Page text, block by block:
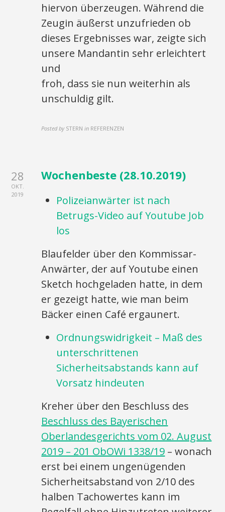
hiervon überzeugen. Während die
Zeugin äußerst unzufrieden ob
dieses Ergebnisses war, zeigte sich
unsere Mandantin sehr erleichtert
und
froh, dass sie nun weiterhin als
unschuldig gilt.
Posted by STERN in REFERENZEN
28
OKT.
2019
Wochenbeste (28.10.2019)
Polizeianwärter ist nach
Betrugs-Video auf Youtube Job
los
Blaufelder über den Kommissar-
Anwärter, der auf Youtube einen
Sketch hochgeladen hatte, in dem
er gezeigt hatte, wie man beim
Bäcker einen Café ergaunert.
Ordnungswidrigkeit – Maß des
unterschrittenen
Sicherheitsabstands kann auf
Vorsatz hindeuten
Kreher über den Beschluss des
Beschluss des Bayerischen
Oberlandesgerichts vom 02. August
2019 – 201 ObOWi 1338/19 – wonach
erst bei einem ungenügenden
Sicherheitsabstand von 2/10 des
halben Tachowertes kann im